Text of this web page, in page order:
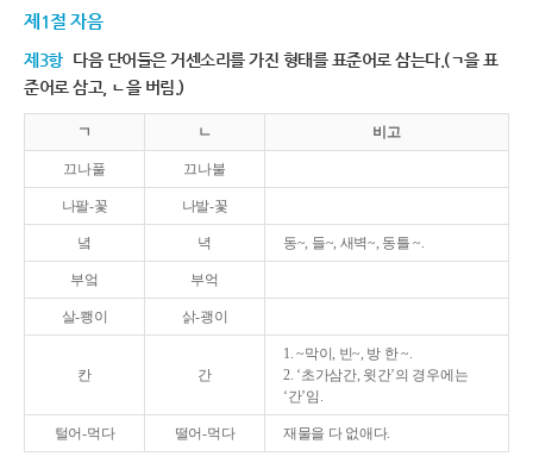
제1절 자음
제3항 다음 단어들은 거센소리를 가진 형태를 표준어로 삼는다.(ㄱ을 표
준어로 삼고, ㄴ을 버림.)
ㄱ ㄴ 비고
끄나풀 끄나불
나팔-꽃 나발-꽃
녘 녁 동~, 들~, 새벽~, 동틀 ~.
부엌 부억
살-쾡이 삵-괭이
칸 간
1. ~막이, 빈~, 방 한 ~.
2. ‘초가삼간, 윗간’의 경우에는
‘간’임.
털어-먹다 떨어-먹다 재물을 다 없애다.